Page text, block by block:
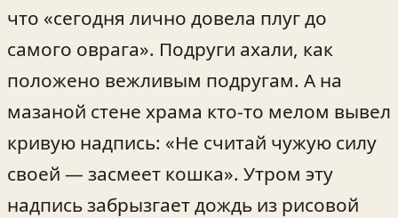
что «сегодня лично довела плуг до
самого оврага». Подруги ахали, как
положено вежливым подругам. А на
мазаной стене храма кто-то мелом вывел
кривую надпись: «Не считай чужую силу
своей — засмеет кошка». Утром эту
надпись забрызгает дождь из рисовой